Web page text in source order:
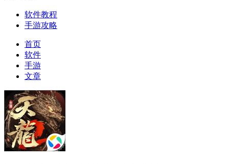
软件教程
手游攻略
首页
软件
手游
文章